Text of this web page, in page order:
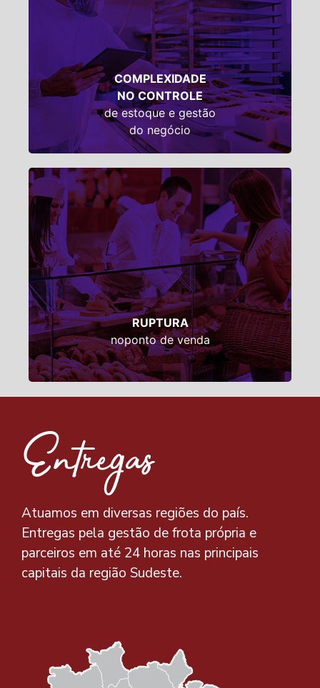
COMPLEXIDADE
NO CONTROLE
de estoque e gestão
do negócio
SOLUÇÃO:
Sortimento completo, que permite
gerenciar compra/recebimento de
apenas um fornecedor.
RUPTURA
noponto de venda
SOLUÇÃO:
Entregas em 24 horas nas principais
capitais da região Sudeste.
Entregas
Atuamos em diversas regiões do país.
Entregas pela gestão de frota própria e
parceiros em até 24 horas nas principais
capitais da região Sudeste.